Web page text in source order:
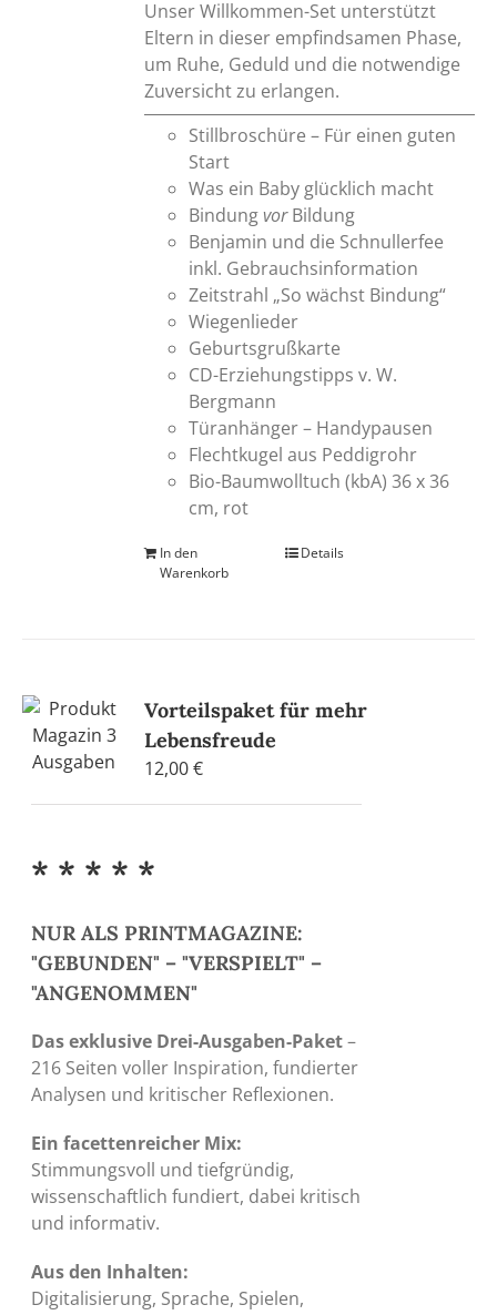
Unser Willkommen-Set unterstützt
Eltern in dieser empfindsamen Phase,
um Ruhe, Geduld und die notwendige
Zuversicht zu erlangen.
Stillbroschüre – Für einen guten
Start
Was ein Baby glücklich macht
BindungvorBildung
Benjamin und die Schnullerfee
inkl. Gebrauchsinformation
Zeitstrahl „So wächst Bindung“
Wiegenlieder
Geburtsgrußkarte
CD-Erziehungstipps v. W.
Bergmann
Türanhänger – Handypausen
Flechtkugel aus Peddigrohr
Bio-Baumwolltuch (kbA) 36 x 36
cm, rot
In den
Warenkorb
Details
Vorteilspaket für mehr
Lebensfreude
12,00€
* * * * *
NUR ALS PRINTMAGAZINE:
"GEBUNDEN" – "VERSPIELT" –
"ANGENOMMEN"
Das exklusive Drei-Ausgaben-Paket–
216 Seiten voller Inspiration, fundierter
Analysen und kritischer Reflexionen.
Ein facettenreicher Mix:
Stimmungsvoll und tiefgründig,
wissenschaftlich fundiert, dabei kritisch
und informativ.
Aus den Inhalten:
Digitalisierung, Sprache, Spielen,